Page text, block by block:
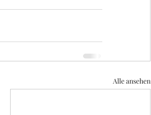
Alle ansehen